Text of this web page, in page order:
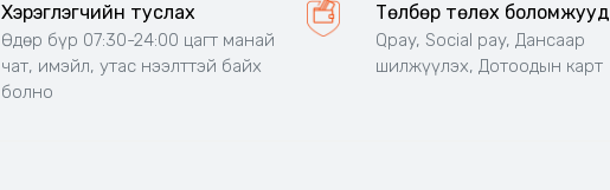
Хэрэглэгчийн туслах
Өдөр бүр 07:30-24:00 цагт манай
чат, имэйл, утас нээлттэй байх
болно
Төлбөр төлөх боломжууд
Qpay, Social pay, Дансаар
шилжүүлэх, Дотоодын карт